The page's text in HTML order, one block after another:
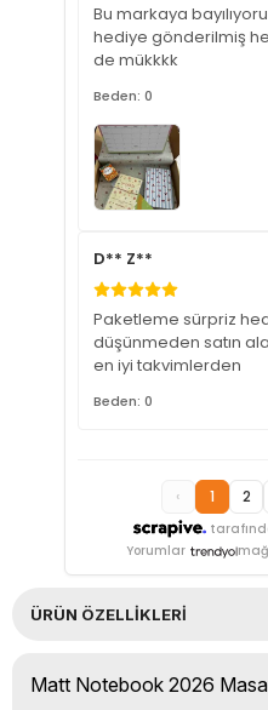
Bu markaya
hediye gönderilmiş
de mükkkk
Beden: 0
D** Z**
Paketleme sürpriz
düşünmeden satın
en iyi takvimlerden
Beden: 0
‹ 1 2
Yorumlar
ÜRÜN ÖZELLIKLERI
Matt Notebook 2026